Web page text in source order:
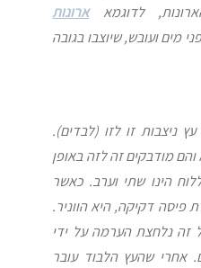
לדוגמאארונות
מים ועובש, שיוצבו בגובה
ניצבות זו לזו (לבדים).
של 1 עד 4.7 מ"מ והם מודבקים זה לזה באופן
הינו שתי וערב. כאשר
דקיקה, היא הווניר.
זה נלחצת הערמה על ידי
אחרי שהעץ הלבוד עובר